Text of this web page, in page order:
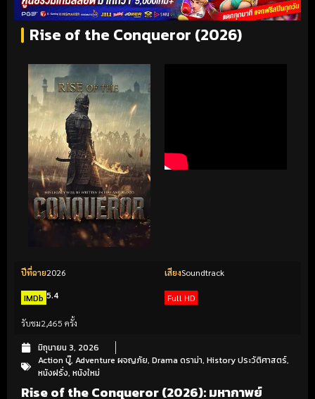
Rise of the Conqueror (2026)
ปีที่ฉาย2026 เสียงSoundtrack
IMDb 5.4 Full HD
รับชม2,465 ครั้ง
มิถุนายน 3, 2026
Action บู๊, Adventure ผจญภัย, Drama ดราม่า, History ประวัติศาสตร์,
หนังฝรั่ง, หนังใหม่
Rise of the Conqueror (2026): มหากาพย์